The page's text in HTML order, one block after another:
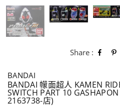
Share :
BANDAI
BANDAI 幪面超人 KAMEN
SWITCH PART 10
2163738-店)